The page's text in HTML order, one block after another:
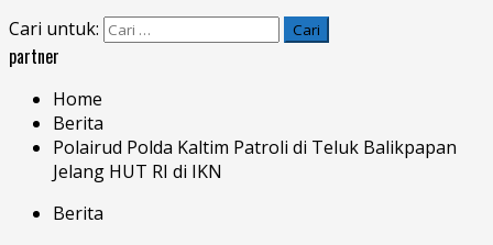
Cari untuk:
partner
Home
Berita
Polairud Polda Kaltim Patroli di Teluk Balikpapan
Jelang HUT RI di IKN
Berita